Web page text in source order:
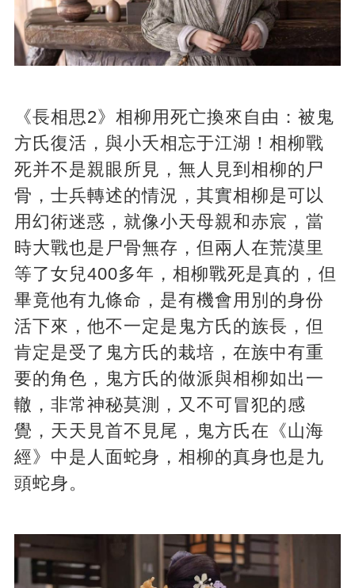
《長相思2》相柳用死亡換來自由：被鬼
方氏復活，與小夭相忘于江湖！相柳戰
死并不是親眼所見，無人見到相柳的尸
骨，士兵轉述的情況，其實相柳是可以
用幻術迷惑，就像小天母親和赤宸，當
時大戰也是尸骨無存，但兩人在荒漠里
等了女兒400多年，相柳戰死是真的，但
畢竟他有九條命，是有機會用別的身份
活下來，他不一定是鬼方氏的族長，但
肯定是受了鬼方氏的栽培，在族中有重
要的角色，鬼方氏的做派與相柳如出一
轍，非常神秘莫測，又不可冒犯的感
覺，天天見首不見尾，鬼方氏在《山海
經》中是人面蛇身，相柳的真身也是九
頭蛇身。